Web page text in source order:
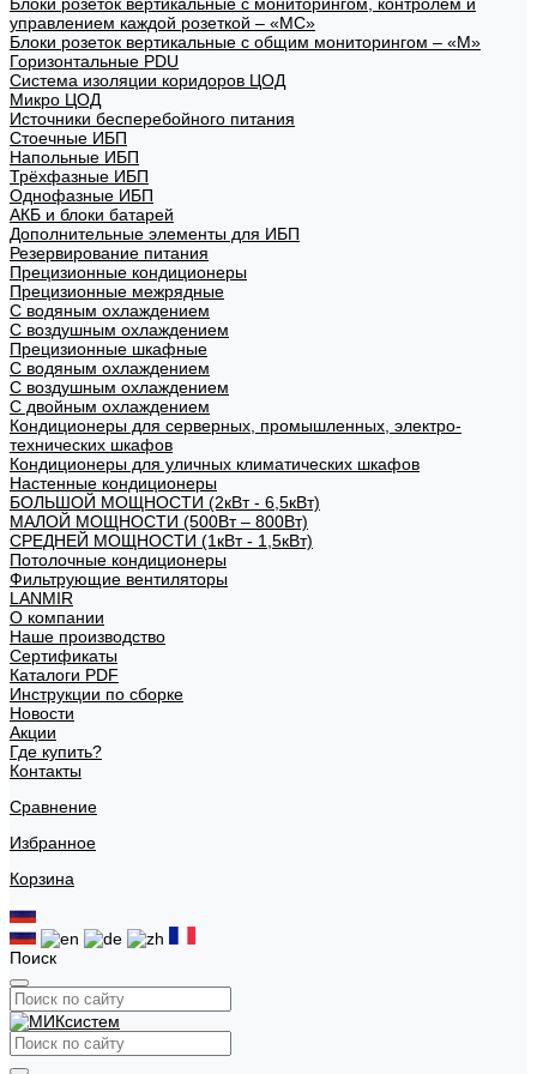
управлением каждой розеткой – «МС»
Блоки розеток вертикальные с общим мониторингом – «М»
Горизонтальные PDU
Система изоляции коридоров ЦОД
Микро ЦОД
Источники бесперебойного питания
Стоечные ИБП
Напольные ИБП
Трёхфазные ИБП
Однофазные ИБП
АКБ и блоки батарей
Дополнительные элементы для ИБП
Резервирование питания
Прецизионные кондиционеры
Прецизионные межрядные
С водяным охлаждением
С воздушным охлаждением
Прецизионные шкафные
С водяным охлаждением
С воздушным охлаждением
С двойным охлаждением
Кондиционеры для серверных, промышленных, электро-
технических шкафов
Кондиционеры для уличных климатических шкафов
Настенные кондиционеры
БОЛЬШОЙ МОЩНОСТИ (2кВт - 6,5кВт)
МАЛОЙ МОЩНОСТИ (500Вт – 800Вт)
СРЕДНЕЙ МОЩНОСТИ (1кВт - 1,5кВт)
Потолочные кондиционеры
Фильтрующие вентиляторы
LANMIR
О компании
Наше производство
Сертификаты
Каталоги PDF
Инструкции по сборке
Новости
Акции
Где купить?
Контакты
Сравнение
Избранное
Корзина
Поиск